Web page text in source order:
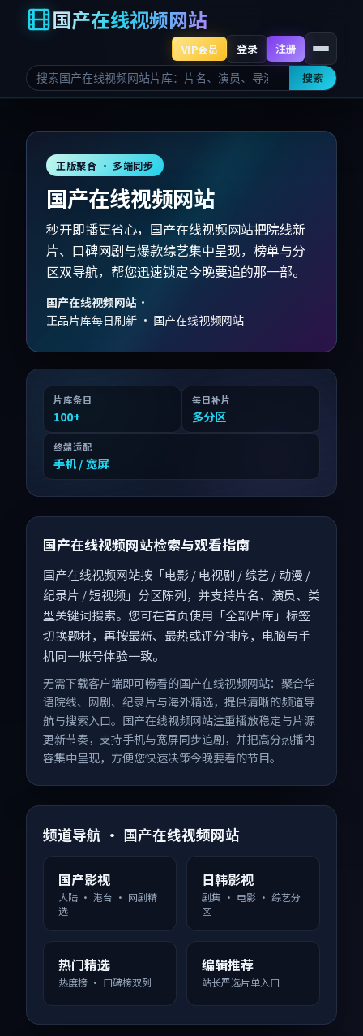
国产在线视频网站
搜索
VIP会员 登录 注册
正版聚合 · 多端同步
国产在线视频网站
秒开即播更省心，国产在线视频网站把院线新
片、口碑网剧与爆款综艺集中呈现，榜单与分
区双导航，帮您迅速锁定今晚要追的那一部。
国产在线视频网站 ·
正品片库每日刷新 · 国产在线视频网站
片库条目
100+
每日补片
多分区
终端适配
手机 / 宽屏
国产在线视频网站检索与观看指南
国产在线视频网站按「电影 / 电视剧 / 综艺 / 动漫 /
纪录片 / 短视频」分区陈列，并支持片名、演员、类
型关键词搜索。您可在首页使用「全部片库」标签
切换题材，再按最新、最热或评分排序，电脑与手
机同一账号体验一致。
无需下载客户端即可畅看的国产在线视频网站：聚合华
语院线、网剧、纪录片与海外精选，提供清晰的频道导
航与搜索入口。国产在线视频网站注重播放稳定与片源
更新节奏，支持手机与宽屏同步追剧，并把高分热播内
容集中呈现，方便您快速决策今晚要看的节目。
频道导航 · 国产在线视频网站
国产影视
大陆 · 港台 · 网剧精
选
日韩影视
剧集 · 电影 · 综艺分
区
热门精选
热度榜 · 口碑榜双列
编辑推荐
站长严选片单入口